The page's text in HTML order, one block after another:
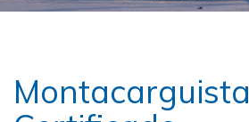
Montacarguista